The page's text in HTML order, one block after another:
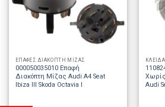
ΕΠΑΦΕΣ ΔΙΑΚΟΠΤΗ ΜΙΖΑΣ
000050035010 Επαφή
Διακόπτη Μίζας Audi A4 Seat
Ibiza III Skoda Octavia I
Audi